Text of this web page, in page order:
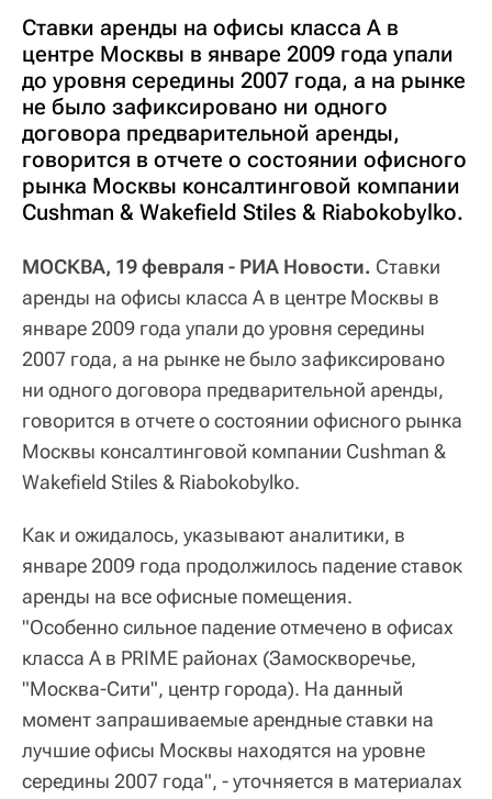
Ставки аренды на офисы класса А в
центре Москвы в январе 2009 года упали
до уровня середины 2007 года, а на рынке
не было зафиксировано ни одного
договора предварительной аренды,
говорится в отчете о состоянии офисного
рынка Москвы консалтинговой компании
Cushman & Wakefield Stiles & Riabokobylko.
МОСКВА, 19 февраля - РИА Новости. Ставки
аренды на офисы класса А в центре Москвы в
январе 2009 года упали до уровня середины
2007 года, а на рынке не было зафиксировано
ни одного договора предварительной аренды,
говорится в отчете о состоянии офисного рынка
Москвы консалтинговой компании Cushman &
Wakefield Stiles & Riabokobylko.
Как и ожидалось, указывают аналитики, в
январе 2009 года продолжилось падение ставок
аренды на все офисные помещения.
"Особенно сильное падение отмечено в офисах
класса A в PRIME районах (Замоскворечье,
"Москва-Сити", центр города). На данный
момент запрашиваемые арендные ставки на
лучшие офисы Москвы находятся на уровне
середины 2007 года", - уточняется в материалах